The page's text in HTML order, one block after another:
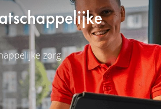
zorg